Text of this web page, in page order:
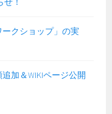
ークショップ」の実
加＆WIKIページ公開